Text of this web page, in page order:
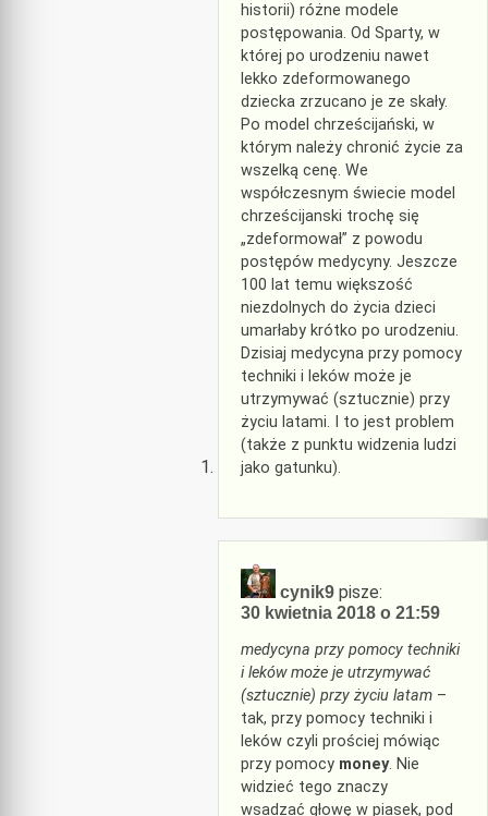
historii) różne modele
postępowania. Od Sparty, w
której po urodzeniu nawet
lekko zdeformowanego
dziecka zrzucano je ze skały.
Po model chrześcijański, w
którym należy chronić życie za
wszelką cenę. We
współczesnym świecie model
chrześcijanski trochę się
„zdeformował” z powodu
postępów medycyny. Jeszcze
100 lat temu większość
niezdolnych do życia dzieci
umarłaby krótko po urodzeniu.
Dzisiaj medycyna przy pomocy
techniki i leków może je
utrzymywać (sztucznie) przy
życiu latami. I to jest problem
(także z punktu widzenia ludzi
jako gatunku).
cynik9 pisze:
30 kwietnia 2018 o 21:59
medycyna przy pomocy techniki
i leków może je utrzymywać
(sztucznie) przy życiu latam –
tak, przy pomocy techniki i
leków czyli prościej mówiąc
przy pomocy money. Nie
widzieć tego znaczy
wsadzać głowę w piasek, pod